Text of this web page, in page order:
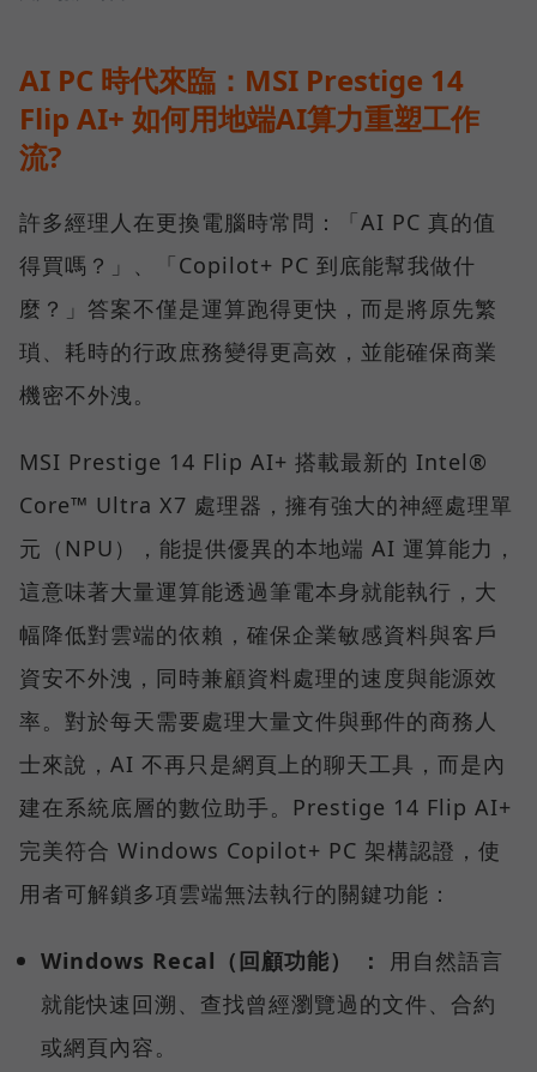
AI PC 時代來臨：MSI Prestige 14
Flip AI+ 如何用地端AI算力重塑工作
流?
許多經理人在更換電腦時常問：「AI PC 真的值
得買嗎？」、「Copilot+ PC 到底能幫我做什
麼？」答案不僅是運算跑得更快，而是將原先繁
瑣、耗時的行政庶務變得更高效，並能確保商業
機密不外洩。
MSI Prestige 14 Flip AI+ 搭載最新的 Intel®
Core™ Ultra X7 處理器，擁有強大的神經處理單
元（NPU），能提供優異的本地端 AI 運算能力，
這意味著大量運算能透過筆電本身就能執行，大
幅降低對雲端的依賴，確保企業敏感資料與客戶
資安不外洩，同時兼顧資料處理的速度與能源效
率。對於每天需要處理大量文件與郵件的商務人
士來說，AI 不再只是網頁上的聊天工具，而是內
建在系統底層的數位助手。Prestige 14 Flip AI+
完美符合 Windows Copilot+ PC 架構認證，使
用者可解鎖多項雲端無法執行的關鍵功能：
Windows Recal（回顧功能） ：
用自然語言
就能快速回溯、查找曾經瀏覽過的文件、合約
或網頁內容。